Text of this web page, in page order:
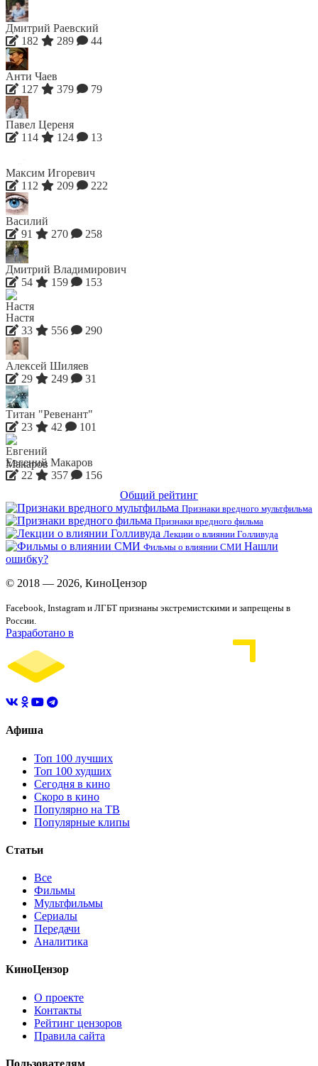
Дмитрий Раевский
182
289 44
Анти Чаев
127
379 79
Павел Цереня
114
124 13
Максим Игоревич
112
209 222
Василий
91
270 258
Дмитрий Владимирович
54
159 153
Настя
33
556 290
Алексей Шиляев
29
249 31
Титан "Ревенант"
23
42 101
Евгений Макаров
22
357
156
Общий рейтинг
Признаки вредного мультфильма
Признаки вредного фильма
Лекции о влиянии Голливуда
Фильмы о влиянии СМИ Нашли
ошибку?
© 2018 — 2026, КиноЦензор
Facebook, Instagram и ЛГБТ признаны экстремистскими и запрещены в
России.
Разработано в
Афиша
Топ 100 лучших
Топ 100 худших
Сегодня в кино
Скоро в кино
Популярно на ТВ
Популярные клипы
Статьи
Все
Фильмы
Мультфильмы
Сериалы
Передачи
Аналитика
КиноЦензор
О проекте
Контакты
Рейтинг цензоров
Правила сайта
Пользователям